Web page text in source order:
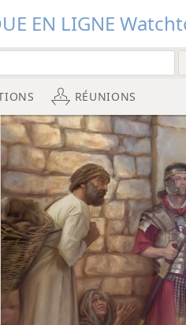
EN LIGNE
RÉUNIONS